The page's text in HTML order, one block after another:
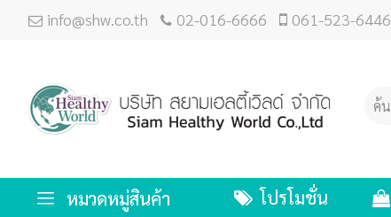
info@shw.co.th 02-016-6666 061-523-6446
หมวดหมู่สินค้า โปรโมชั่น